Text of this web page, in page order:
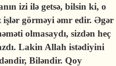
izi ilə getsə, bilsin ki, o
işlər görməyi əmr edir. Əgər
olmasaydı, sizdən heç
Lakin Allah istədiyini
Biləndir. Qoy